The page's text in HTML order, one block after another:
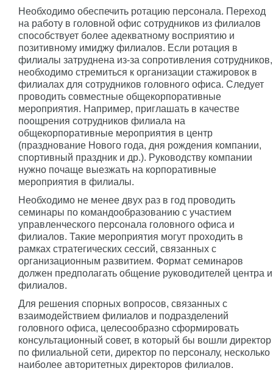
Необходимо обеспечить ротацию персонала. Переход
на работу в головной офис сотрудников из филиалов
способствует более адекватному восприятию и
позитивному имиджу филиалов. Если ротация в
филиалы затруднена из-за сопротивления сотрудников,
необходимо стремиться к организации стажировок в
филиалах для сотрудников головного офиса. Следует
проводить совместные общекорпоративные
мероприятия. Например, приглашать в качестве
поощрения сотрудников филиала на
общекорпоративные мероприятия в центр
(празднование Нового года, дня рождения компании,
спортивный праздник и др.). Руководству компании
нужно почаще выезжать на корпоративные
мероприятия в филиалы.
Необходимо не менее двух раз в год проводить
семинары по командообразованию с участием
управленческого персонала головного офиса и
филиалов. Такие мероприятия могут проходить в
рамках стратегических сессий, связанных с
организационным развитием. Формат семинаров
должен предполагать общение руководителей центра и
филиалов.
Для решения спорных вопросов, связанных с
взаимодействием филиалов и подразделений
головного офиса, целесообразно сформировать
консультационный совет, в который бы вошли директор
по филиальной сети, директор по персоналу, несколько
наиболее авторитетных директоров филиалов.